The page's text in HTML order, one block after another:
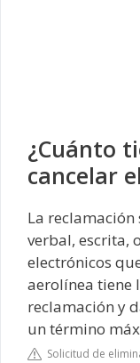
¿Cuánto
cancelar
La reclamación
verbal, escrita,
electrónicos
aerolínea tiene
reclamación y
un término
Solicitud de